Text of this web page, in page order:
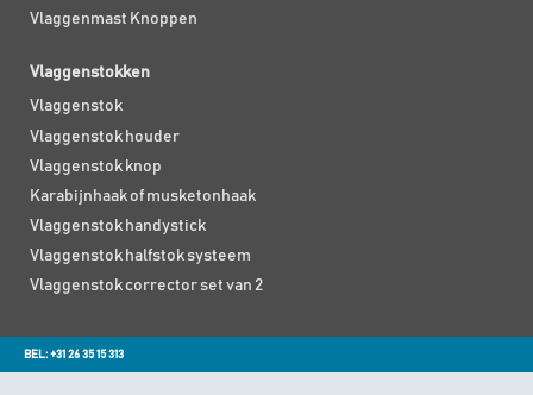
Vlaggenmast Knoppen
Vlaggenstokken
Vlaggenstok
Vlaggenstok houder
Vlaggenstok knop
Karabijnhaak of musketonhaak
Vlaggenstok handystick
Vlaggenstok halfstok systeem
Vlaggenstok corrector set van 2
BEL: +31 26 35 15 313